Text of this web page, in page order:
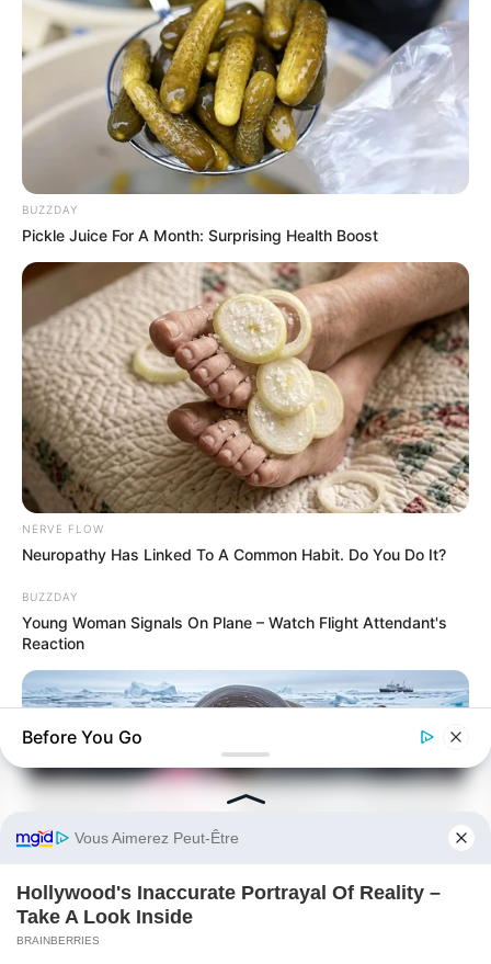
BUZZDAY
Pickle Juice For A Month: Surprising Health Boost
NERVE FLOW
Neuropathy Has Linked To A Common Habit. Do You Do It?
BUZZDAY
Young Woman Signals On Plane – Watch Flight Attendant's
Reaction
BUZZ DAY
Before You Go